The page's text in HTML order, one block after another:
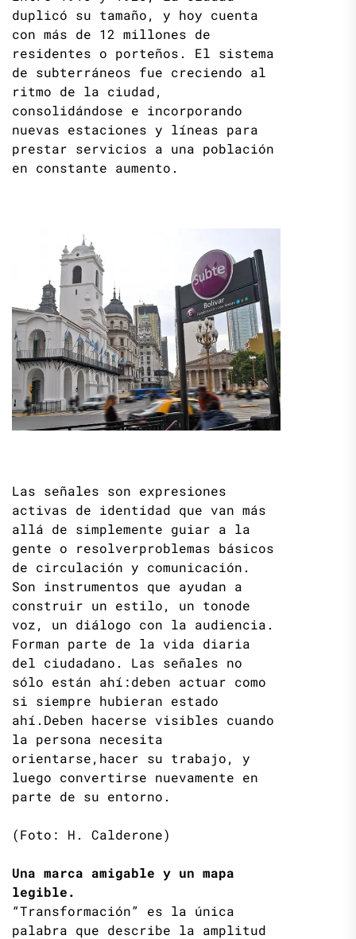
duplicó su tamaño, y hoy cuenta
con más de 12 millones de
residentes o porteños. El sistema
de subterráneos fue creciendo al
ritmo de la ciudad,
consolidándose e incorporando
nuevas estaciones y líneas para
prestar servicios a una población
en constante aumento.
Las señales son expresiones
activas de identidad que van más
allá de simplemente guiar a la
gente o resolverproblemas básicos
de circulación y comunicación.
Son instrumentos que ayudan a
construir un estilo, un tonode
voz, un diálogo con la audiencia.
Forman parte de la vida diaria
del ciudadano. Las señales no
sólo están ahí:deben actuar como
si siempre hubieran estado
ahí.Deben hacerse visibles cuando
la persona necesita
orientarse,hacer su trabajo, y
luego convertirse nuevamente en
parte de su entorno.
(Foto: H. Calderone)
Una marca amigable y un mapa
legible.
“Transformación” es la única
palabra que describe la amplitud